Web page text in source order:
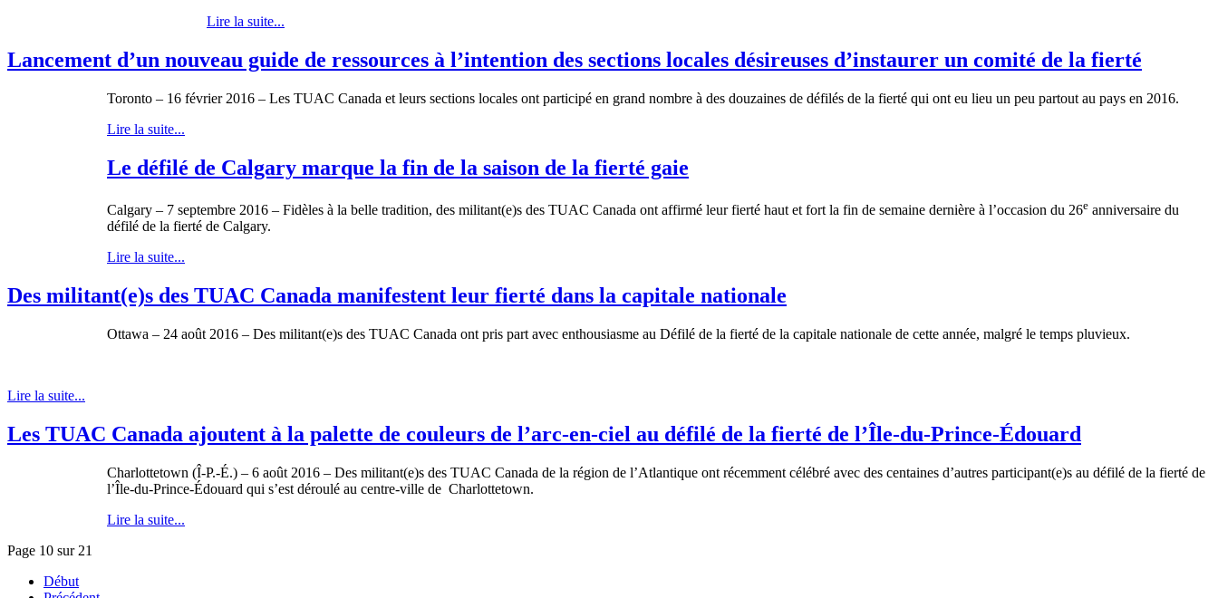
Lire la suite...
Lancement d’un nouveau guide de ressources à l’intention des sections locales désireuses d’instaurer un comité de la fierté
Toronto – 16 février 2016 – Les TUAC Canada et leurs sections locales ont participé en grand nombre à des douzaines de défilés de la fierté qui ont eu lieu un peu partout au pays en 2016.
Lire la suite...
Le défilé de Calgary marque la fin de la saison de la fierté gaie
Calgary – 7 septembre 2016 – Fidèles à la belle tradition, des militant(e)s des TUAC Canada ont affirmé leur fierté haut et fort la fin de semaine dernière à l’occasion du 26e anniversaire du
défilé de la fierté de Calgary.
Lire la suite...
Des militant(e)s des TUAC Canada manifestent leur fierté dans la capitale nationale
Ottawa – 24 août 2016 – Des militant(e)s des TUAC Canada ont pris part avec enthousiasme au Défilé de la fierté de la capitale nationale de cette année, malgré le temps pluvieux.
Lire la suite...
Les TUAC Canada ajoutent à la palette de couleurs de l’arc-en-ciel au défilé de la fierté de l’Île-du-Prince-Édouard
Charlottetown (Î-P.-É.) – 6 août 2016 – Des militant(e)s des TUAC Canada de la région de l’Atlantique ont récemment célébré avec des centaines d’autres participant(e)s au défilé de la fierté de
l’Île-du-Prince-Édouard qui s’est déroulé au centre-ville de Charlottetown.
Lire la suite...
Page 10 sur 21
Début